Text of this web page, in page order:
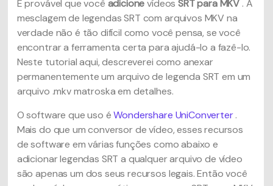
É provável que você adicionevídeosSRT para MKV . A
mesclagem de legendas SRT com arquivos MKV na
verdade não é tão difícil como você pensa, se você
encontrar a ferramenta certa para ajudá-lo a fazê-lo.
Neste tutorial aqui, descreverei como anexar
permanentemente um arquivo de legenda SRT em um
arquivo .mkv matroska em detalhes.
O software que uso éWondershare UniConverter.
Mais do que um conversor de vídeo, esses recursos
de software em várias funções como abaixo e
adicionar legendas SRT a qualquer arquivo de vídeo
são apenas um dos seus recursos legais. Então você